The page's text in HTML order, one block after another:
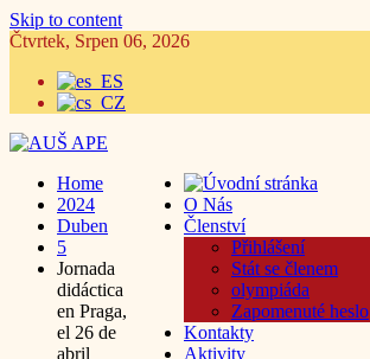
Skip to content
Čtvrtek, Srpen 06, 2026
O Nás
Členství
Přihlášení
Stát se členem
olympiáda
Zapomenuté heslo
Kontakty
Aktivity
Home
2024
Duben
5
Jornada
didáctica
en Praga,
el 26 de
abril